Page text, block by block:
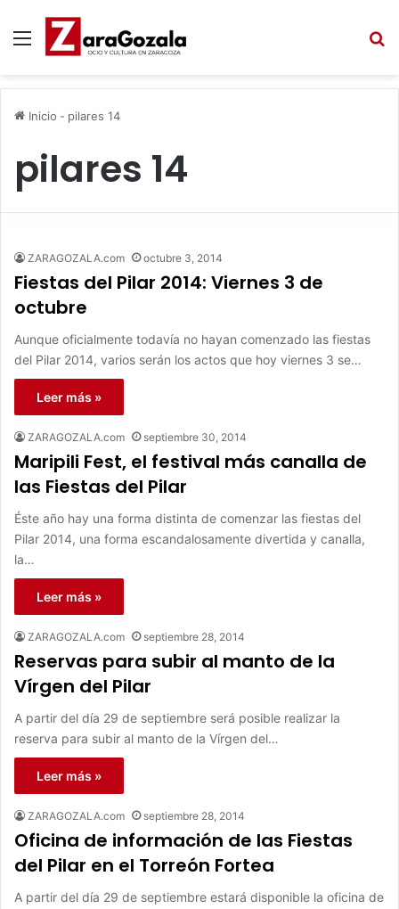
Menú
Inicio - pilares 14
pilares 14
ZARAGOZALA.com octubre 3, 2014
Fiestas del Pilar 2014: Viernes 3 de
octubre
Aunque oficialmente todavía no hayan comenzado las fiestas
del Pilar 2014, varios serán los actos que hoy viernes 3 se…
Leer más »
ZARAGOZALA.com septiembre 30, 2014
Maripili Fest, el festival más canalla de
las Fiestas del Pilar
Éste año hay una forma distinta de comenzar las fiestas del
Pilar 2014, una forma escandalosamente divertida y canalla,
la…
Leer más »
ZARAGOZALA.com septiembre 28, 2014
Reservas para subir al manto de la
Vírgen del Pilar
A partir del día 29 de septiembre será posible realizar la
reserva para subir al manto de la Vírgen del…
Leer más »
ZARAGOZALA.com septiembre 28, 2014
Oficina de información de las Fiestas
del Pilar en el Torreón Fortea
A partir del día 29 de septiembre estará disponible la oficina de